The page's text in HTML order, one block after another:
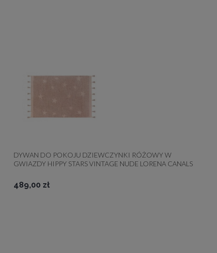
DYWAN DO POKOJU DZIEWCZYNKI RÓŻOWY W
GWIAZDY HIPPY STARS VINTAGE NUDE LORENA CANALS
489,00 zł